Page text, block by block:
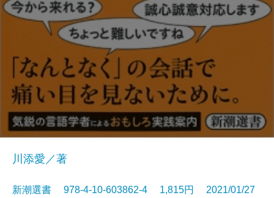
川添愛／著
新潮選書 978-4-10-603862-4 1,815円 2021/01/27